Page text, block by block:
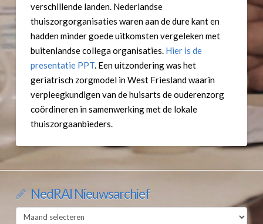
verschillende landen. Nederlandse
thuiszorgorganisaties waren aan de dure kant en
hadden minder goede uitkomsten vergeleken met
buitenlandse collega organisaties. Hier is de
presentatie PPT. Een uitzondering was het
geriatrisch zorgmodel in West Friesland waarin
verpleegkundigen van de huisarts de ouderenzorg
coördineren in samenwerking met de lokale
thuiszorgaanbieders.
NedRAI Nieuwsarchief
NedRAI